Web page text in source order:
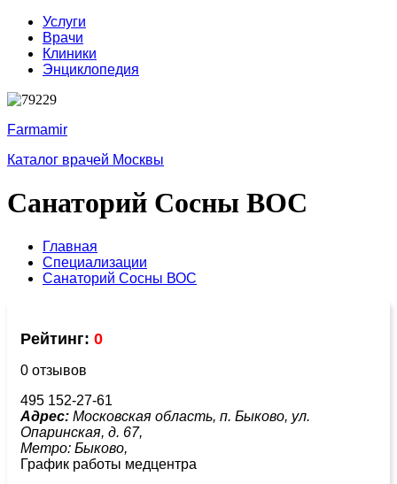
Услуги
Врачи
Клиники
Энциклопедия
Farmamir
Каталог врачей Москвы
Санаторий Сосны ВОС
Главная
Специализации
Санаторий Сосны ВОС
Рейтинг: 0
0 отзывов
495 152-27-61
Адрес: Московская область, п. Быково, ул.
Опаринская, д. 67,
Метро: Быково,
График работы медцентра